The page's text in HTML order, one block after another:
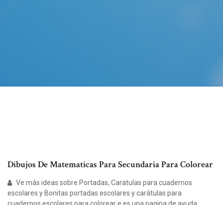
Dibujos De Matematicas Para Secundaria Para Colorear
Ve más ideas sobre Portadas, Caratulas para cuadernos
escolares y Bonitas portadas escolares y carátulas para